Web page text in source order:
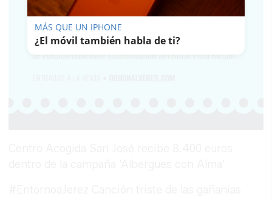
MÁS QUE UN IPHONE
¿El móvil también habla de ti?